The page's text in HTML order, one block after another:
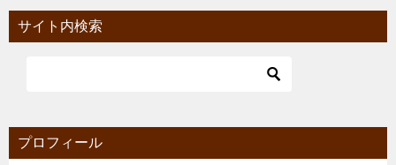
サイト内検索
プロフィール